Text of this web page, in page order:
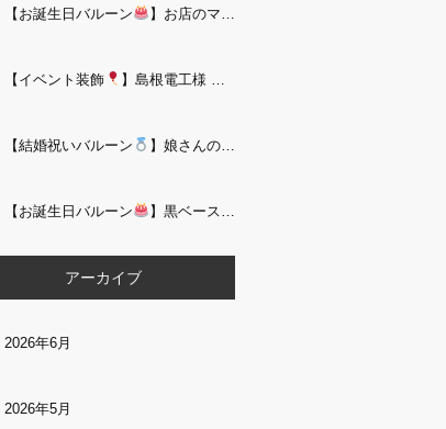
【お誕生日バルーン 】お店のママさんへの華やかなお祝いに｜シャンパン付き豪 華バルーンアレンジメント｜松江 i Balloon
【イベント装飾 】島根電工様 お客様感謝祭｜入口アーチ＆キッズコーナー装飾 を担当しました｜松江 i Balloon
【結婚祝いバルーン 】娘さんのご結婚祝いに｜ウェディングベアとフラワーイン バルーンが華やかなバルーンアレンジメント｜松江 i Balloon
【お誕生日バルーン 】黒ベース×ヒョウ柄がおしゃれ
アーカイブ
2026年6月
2026年5月